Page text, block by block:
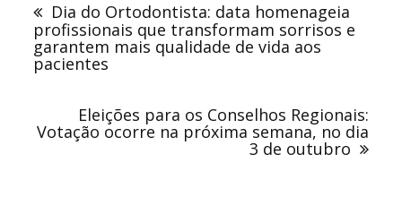
PostDia do Ortodontista: data homenageia
profissionais que transformam sorrisos e
garantem mais qualidade de vida aos
pacientes
Eleições para os Conselhos Regionais:
Votação ocorre na próxima semana, no dia
3 de outubro